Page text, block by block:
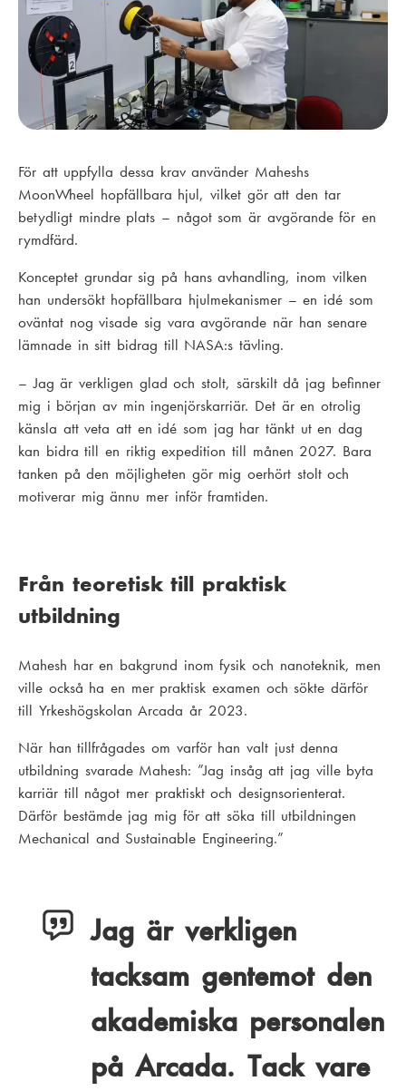
För att uppfylla dessa krav använder Maheshs
MoonWheel hopfällbara hjul, vilket gör att den tar
betydligt mindre plats – något som är avgörande för en
rymdfärd.
Konceptet grundar sig på hans avhandling, inom vilken
han undersökt hopfällbara hjulmekanismer – en idé som
oväntat nog visade sig vara avgörande när han senare
lämnade in sitt bidrag till NASA:s tävling.
– Jag är verkligen glad och stolt, särskilt då jag befinner
mig i början av min ingenjörskarriär. Det är en otrolig
känsla att veta att en idé som jag har tänkt ut en dag
kan bidra till en riktig expedition till månen 2027. Bara
tanken på den möjligheten gör mig oerhört stolt och
motiverar mig ännu mer inför framtiden.
Från teoretisk till praktisk
utbildning
Mahesh har en bakgrund inom fysik och nanoteknik, men
ville också ha en mer praktisk examen och sökte därför
till Yrkeshögskolan Arcada år 2023.
När han tillfrågades om varför han valt just denna
utbildning svarade Mahesh: ”Jag insåg att jag ville byta
karriär till något mer praktiskt och designsorienterat.
Därför bestämde jag mig för att söka till utbildningen
Mechanical and Sustainable Engineering.”
Jag är verkligen
tacksam gentemot den
akademiska personalen
på Arcada. Tack vare